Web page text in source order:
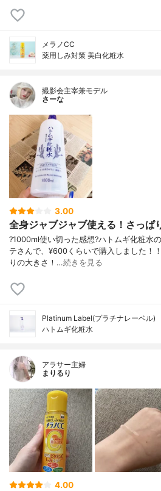
メラノCC
薬用しみ対策 美白化粧水
撮影会主宰兼モデル
さーな
3.00
全身ジャブジャブ使える！さっぱ
?1000ml使い切った感想?ハトムギ化粧水
テさんで、¥600くらいで購入しました！
りの大きさ！…続きを見る
Platinum Label(プラチナレーベル)
ハトムギ化粧水
アラサー主婦
まりるり
4.00